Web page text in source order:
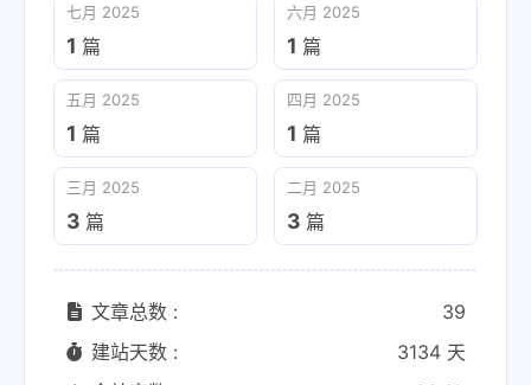
七月 2025
1 篇
六月 2025
1 篇
五月 2025
1 篇
四月 2025
1 篇
三月 2025
3 篇
二月 2025
3 篇
文章总数 :
39
建站天数 :
3134 天